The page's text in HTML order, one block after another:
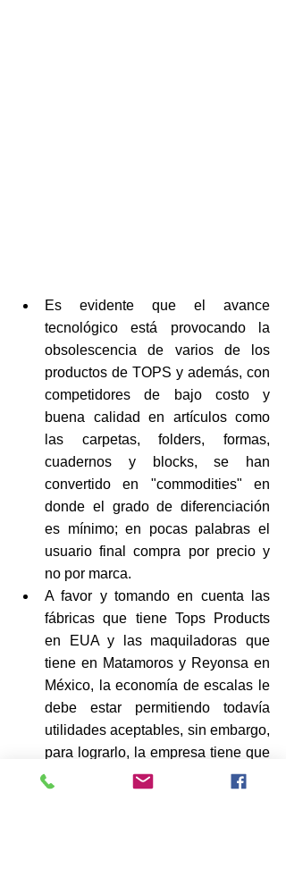
Es evidente que el avance
tecnológico está provocando la
obsolescencia de varios de los
productos de TOPS y además, con
competidores de bajo costo y
buena calidad en artículos como
las carpetas, folders, formas,
cuadernos y blocks, se han
convertido en "commodities" en
donde el grado de diferenciación
es mínimo; en pocas palabras el
usuario final compra por precio y
no por marca.
A favor y tomando en cuenta las
fábricas que tiene Tops Products
en EUA y las maquiladoras que
tiene en Matamoros y Reyonsa en
México, la economía de escalas le
debe estar permitiendo todavía
utilidades aceptables, sin embargo,
para lograrlo, la empresa tiene que
ser capaz de hacer más eficientes